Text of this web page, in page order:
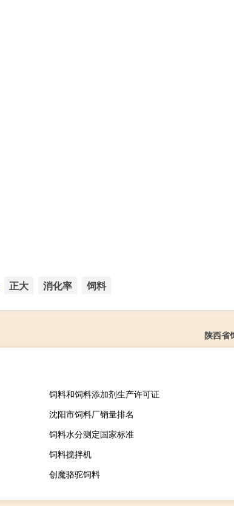
正大 消化率 饲料
陕西省
饲料和饲料添加剂生产许可证
沈阳市饲料厂销量排名
饲料水分测定国家标准
饲料搅拌机
创魔骆驼饲料